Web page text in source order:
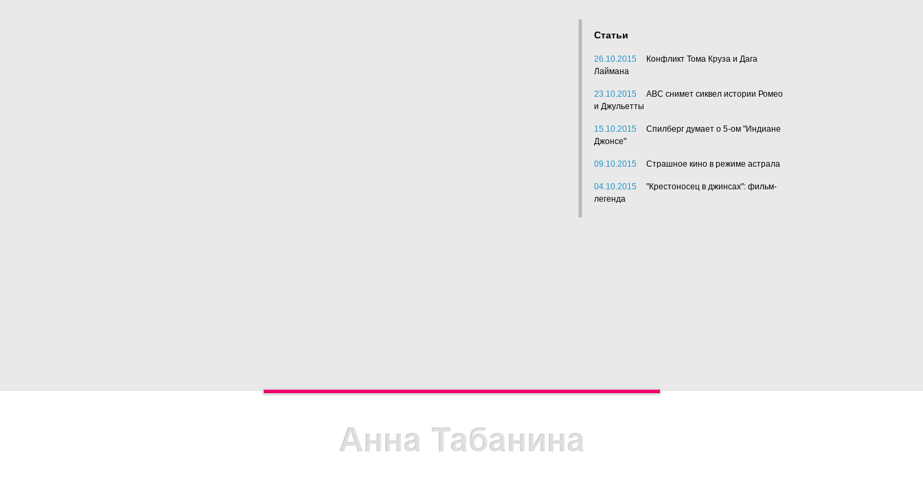
Статьи
26.10.2015
Конфликт Тома Круза и Дага
Лаймана
23.10.2015
АВС снимет сиквел истории Ромео
и Джульетты
15.10.2015
Спилберг думает о 5-ом "Индиане
Джонсе"
09.10.2015 Страшное кино в режиме астрала
04.10.2015
"Крестоносец в джинсах": фильм-
легенда